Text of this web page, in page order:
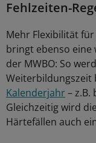
Fehlzeiten-
Mehr Flexibilität
bringt ebenso eine
der MWBO: So
Weiterbildungszeit
Kalenderjahr– z.B.
Gleichzeitig wird
Härtefällen auch